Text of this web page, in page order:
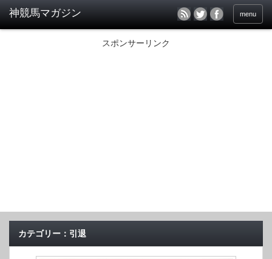
menu
スポンサーリンク
カテゴリー：引退